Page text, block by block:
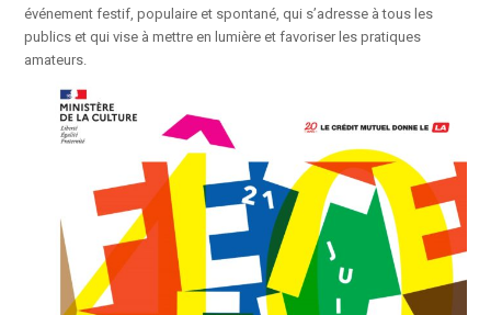
événement festif, populaire et spontané, qui s’adresse à tous les
publics et qui vise à mettre en lumière et favoriser les pratiques
amateurs.